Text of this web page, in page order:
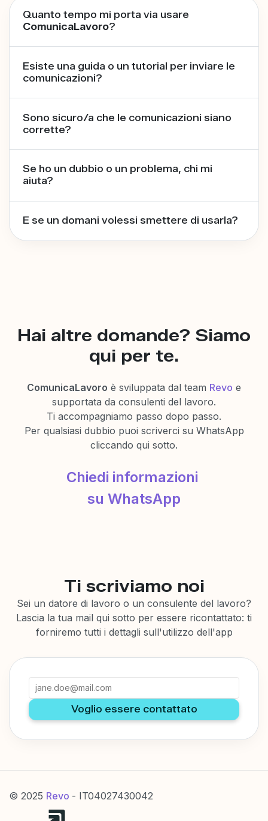
Quanto tempo mi porta via usare
ComunicaLavoro?
Esiste una guida o un tutorial per inviare le
comunicazioni?
Sono sicuro/a che le comunicazioni siano
corrette?
Se ho un dubbio o un problema, chi mi
aiuta?
E se un domani volessi smettere di usarla?
Hai altre domande? Siamo
qui per te.
ComunicaLavoro è sviluppata dal team Revo e
supportata da consulenti del lavoro.
Ti accompagniamo passo dopo passo.
Per qualsiasi dubbio puoi scriverci su WhatsApp
cliccando qui sotto.
Chiedi informazioni
su WhatsApp
Ti scriviamo noi
Sei un datore di lavoro o un consulente del lavoro?
Lascia la tua mail qui sotto per essere ricontattato: ti
forniremo tutti i dettagli sull'utilizzo dell'app
Voglio essere contattato
© 2025 Revo - IT04027430042